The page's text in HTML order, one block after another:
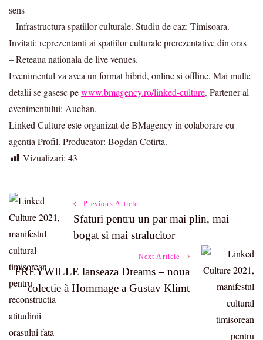
sens
– Infrastructura spatiilor culturale. Studiu de caz: Timisoara.
Invitati: reprezentanti ai spatiilor culturale prerezentative din oras
– Reteaua nationala de live venues.
Evenimentul va avea un format hibrid, online si offline. Mai multe
detalii se gasesc pewww.bmagency.ro/linked-culture. Partener al
evenimentului: Auchan.
Linked Culture este organizat de BMagency in colaborare cu
agentia Profil. Producator: Bogdan Cotirta.
Vizualizari: 43
Post
Navigation
Previous Article
Sfaturi pentru un par mai plin, mai
bogat si mai stralucitor
Next Article
FREYWILLE lanseaza Dreams – noua
colectie à Hommage a Gustav Klimt